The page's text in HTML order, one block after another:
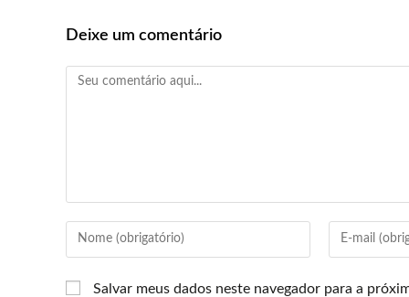
Deixe um comentário
Salvar meus dados neste navegador para a